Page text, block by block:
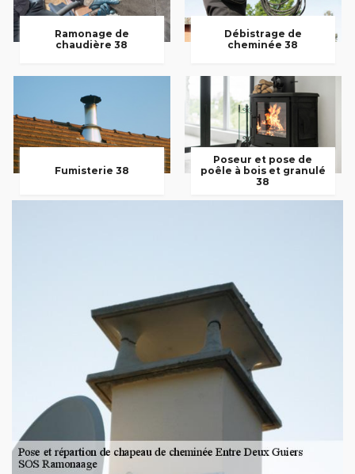
Ramonage de
chaudière 38
Débistrage de
cheminée 38
Fumisterie 38
Poseur et pose de
poêle à bois et granulé
38